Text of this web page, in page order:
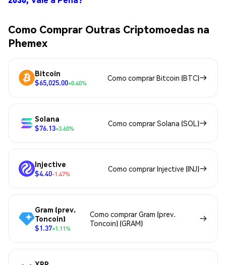
Como Comprar Outras Criptomoedas na
Phemex
Bitcoin
$65,025.00+0.40%
Como comprar Bitcoin (BTC)
Solana
$76.13+3.60%
Como comprar Solana (SOL)
Injective
$4.40-1.47%
Como comprar Injective (INJ)
Gram (prev.
Toncoin)
$1.37+1.11%
Como comprar Gram (prev.
Toncoin) (GRAM)